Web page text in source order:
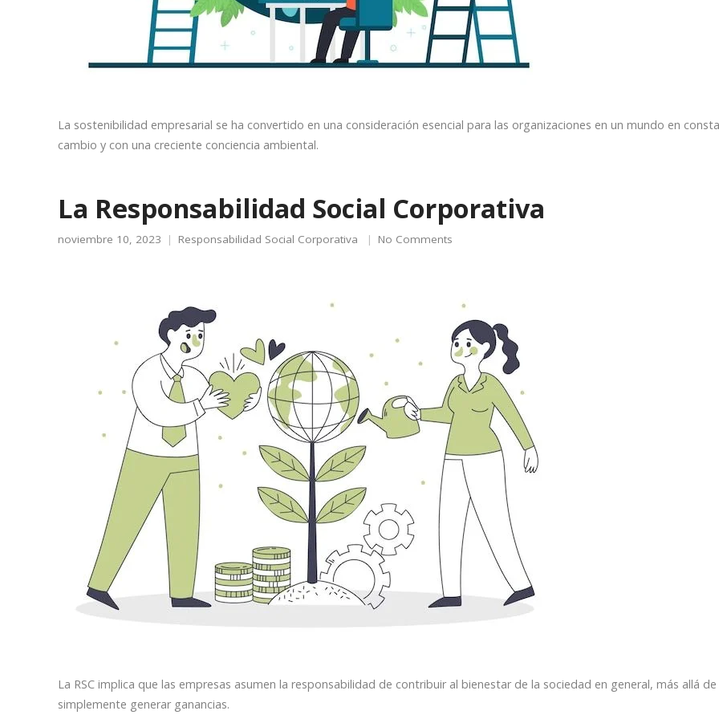
La sostenibilidad empresarial se ha convertido en una consideración esencial para las organizaciones en un mundo en
cambio y con una creciente conciencia ambiental.
La Responsabilidad Social Corporativa
noviembre 10, 2023 Responsabilidad Social Corporativa No Comments
La RSC implica que las empresas asumen la responsabilidad de contribuir al bienestar de la sociedad en general, más allá de
simplemente generar ganancias.